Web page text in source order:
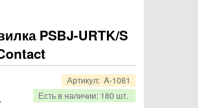
PSBJ-URTK/S
Артикул: A-1081
Есть в наличии: 180 шт.